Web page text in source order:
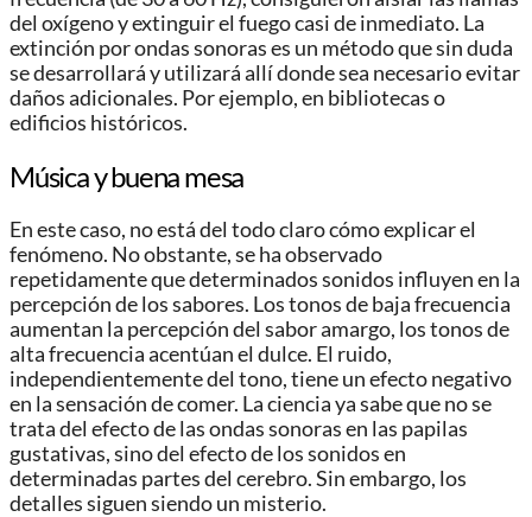
del oxígeno y extinguir el fuego casi de inmediato. La
extinción por ondas sonoras es un método que sin duda
se desarrollará y utilizará allí donde sea necesario evitar
daños adicionales. Por ejemplo, en bibliotecas o
edificios históricos.
Música y buena mesa
En este caso, no está del todo claro cómo explicar el
fenómeno. No obstante, se ha observado
repetidamente que determinados sonidos influyen en la
percepción de los sabores. Los tonos de baja frecuencia
aumentan la percepción del sabor amargo, los tonos de
alta frecuencia acentúan el dulce. El ruido,
independientemente del tono, tiene un efecto negativo
en la sensación de comer. La ciencia ya sabe que no se
trata del efecto de las ondas sonoras en las papilas
gustativas, sino del efecto de los sonidos en
determinadas partes del cerebro. Sin embargo, los
detalles siguen siendo un misterio.